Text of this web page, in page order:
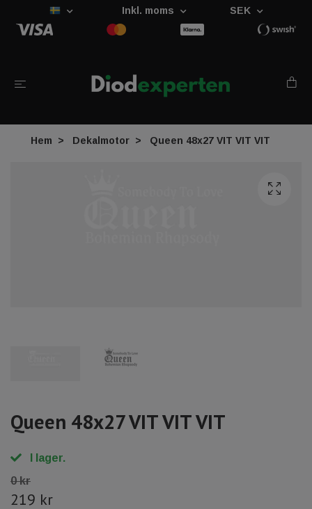
Inkl. moms SEK
Hem Dekalmotor Queen 48x27 VIT VIT VIT
Queen 48x27 VIT VIT VIT
I lager.
0 kr
219 kr